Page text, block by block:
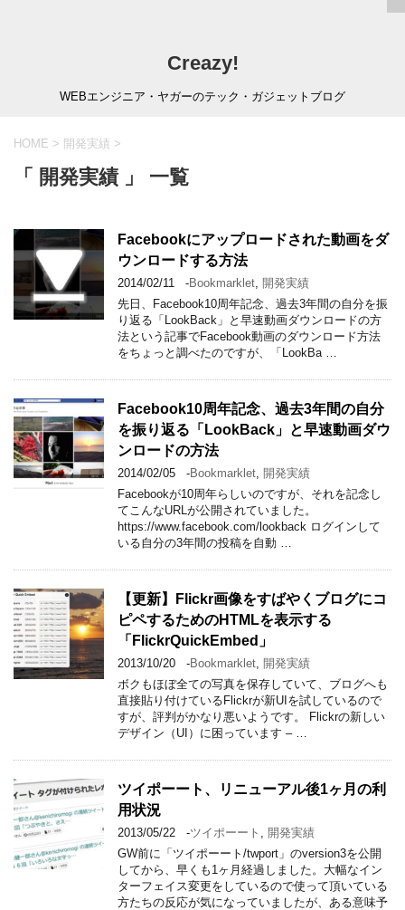
Creazy!
WEBエンジニア・ヤガーのテック・ガジェットブログ
HOME > 開発実績 >
「 開発実績 」 一覧
Facebookにアップロードされた動画をダ
ウンロードする方法
2014/02/11 -Bookmarklet, 開発実績
先日、Facebook10周年記念、過去3年間の自分を振
り返る「LookBack」と早速動画ダウンロードの方
法という記事でFacebook動画のダウンロード方法
をちょっと調べたのですが、「LookBa …
Facebook10周年記念、過去3年間の自分
を振り返る「LookBack」と早速動画ダウ
ンロードの方法
2014/02/05 -Bookmarklet, 開発実績
Facebookが10周年らしいのですが、それを記念し
てこんなURLが公開されていました。
https://www.facebook.com/lookback ログインして
いる自分の3年間の投稿を自動 …
【更新】Flickr画像をすばやくブログにコ
ピペするためのHTMLを表示する
「FlickrQuickEmbed」
2013/10/20 -Bookmarklet, 開発実績
ボクもほぼ全ての写真を保存していて、ブログへも
直接貼り付けているFlickrが新UIを試しているので
すが、評判がかなり悪いようです。 Flickrの新しい
デザイン（UI）に困っています – …
ツイポーート、リニューアル後1ヶ月の利
用状況
2013/05/22 -ツイポーート , 開発実績
GW前に「ツイポーート/twport」のversion3を公開
してから、早くも1ヶ月経過しました。大幅なイン
ターフェイス変更をしているので使って頂いている
方たちの反応が気になっていましたが、ある意味予